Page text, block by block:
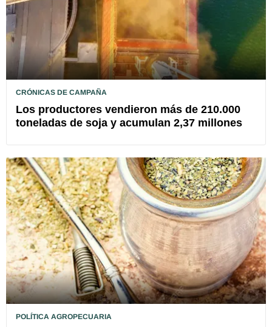
CRÓNICAS DE CAMPAÑA
Los productores vendieron más de 210.000
toneladas de soja y acumulan 2,37 millones
POLÍTICA AGROPECUARIA